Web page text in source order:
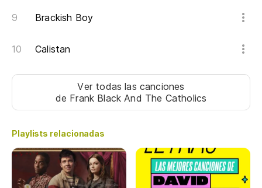
Brackish Boy
Calistan
Ver todas las canciones
de Frank Black And The Catholics
Playlists relacionadas